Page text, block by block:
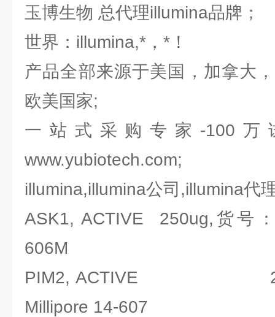
玉博生物 总代理illumina品牌；
世界：illumina,*，*！
产品全部来源于美国，加拿大
欧美国家;
一站式采购专家-100万
www.yubiotech.com;
illumina,illumina公司,illumina代
ASK1, ACTIVE 250ug,货号
606M
PIM2, ACTIVE
Millipore 14-607